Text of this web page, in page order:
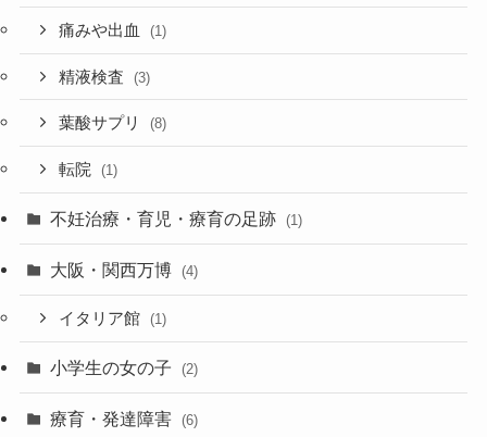
痛みや出血 (1)
精液検査 (3)
葉酸サプリ (8)
転院 (1)
不妊治療・育児・療育の足跡 (1)
大阪・関西万博 (4)
イタリア館 (1)
小学生の女の子 (2)
療育・発達障害 (6)